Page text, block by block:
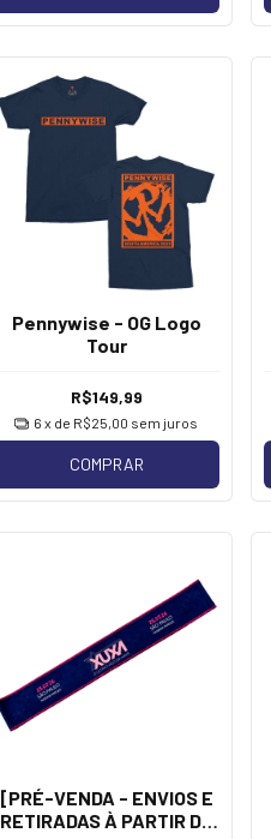
Pennywise - OG Logo
Tour
R$149,99
6 x de R$25,00 sem juros
COMPRAR
[PRÉ-VENDA - ENVIOS E
RETIRADAS À PARTIR DE